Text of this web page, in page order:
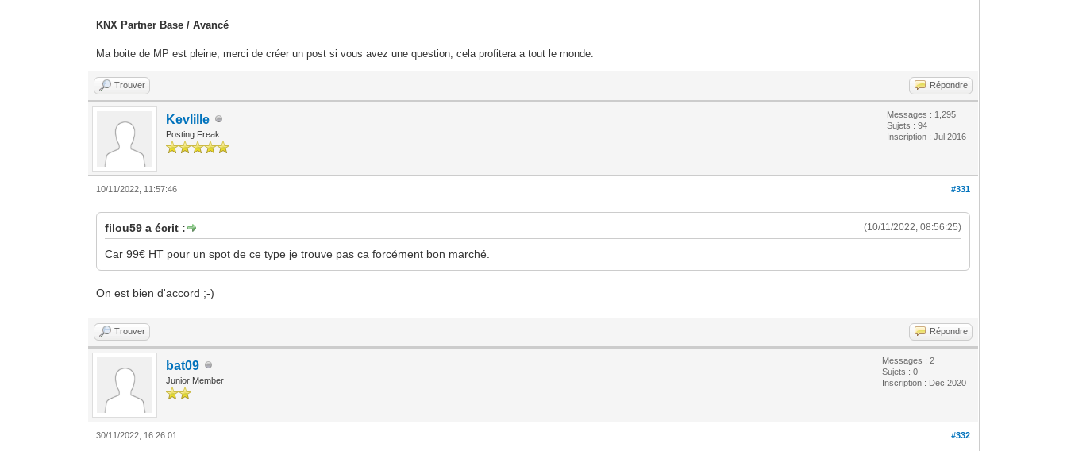
KNX Partner Base / Avancé
Ma boite de MP est pleine, merci de créer un post si vous avez une question, cela profitera a tout le monde.
Trouver Répondre
Kevlille
Posting Freak
Messages : 1,295
Sujets : 94
Inscription : Jul 2016
#331
10/11/2022, 11:57:46
(10/11/2022, 08:56:25)
filou59 a écrit :
Car 99€ HT pour un spot de ce type je trouve pas ca forcément bon marché.
On est bien d'accord ;-)
Trouver Répondre
bat09
Junior Member
Messages : 2
Sujets : 0
Inscription : Dec 2020
#332
30/11/2022, 16:26:01